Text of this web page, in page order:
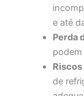
e até
Perda
de